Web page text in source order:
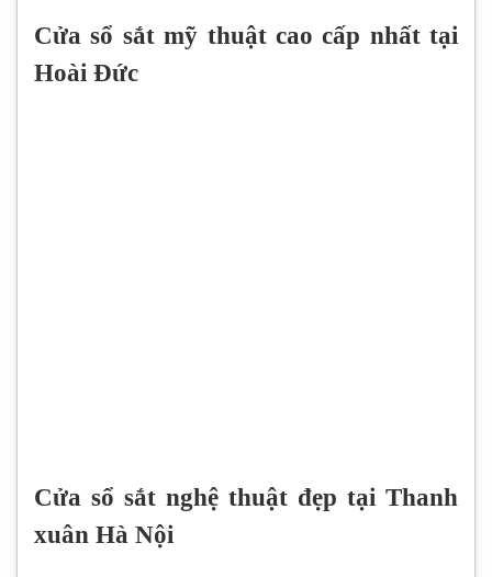
Cửa sổ sắt mỹ thuật cao cấp nhất tại
Hoài Đức
Cửa sổ sắt nghệ thuật đẹp tại Thanh
xuân Hà Nội